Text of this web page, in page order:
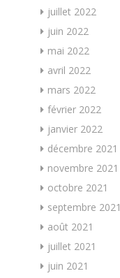
juillet 2022
juin 2022
mai 2022
avril 2022
mars 2022
février 2022
janvier 2022
décembre 2021
novembre 2021
octobre 2021
septembre 2021
août 2021
juillet 2021
juin 2021